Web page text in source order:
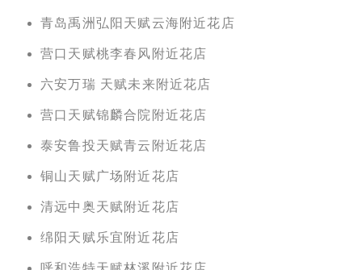
青岛禹洲弘阳天赋云海附近花店
营口天赋桃李春风附近花店
六安万瑞 天赋未来附近花店
营口天赋锦麟合院附近花店
泰安鲁投天赋青云附近花店
铜山天赋广场附近花店
清远中奥天赋附近花店
绵阳天赋乐宜附近花店